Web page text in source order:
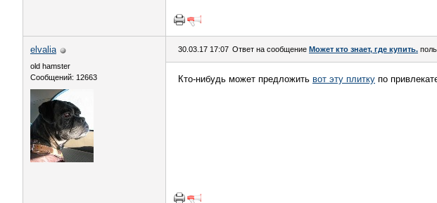
elvalia
old hamster
Сообщений: 12663
30.03.17 17:07 Ответ на сообщение Может кто знает, где купить.
Кто-нибудь может предложить вот эту плитку по